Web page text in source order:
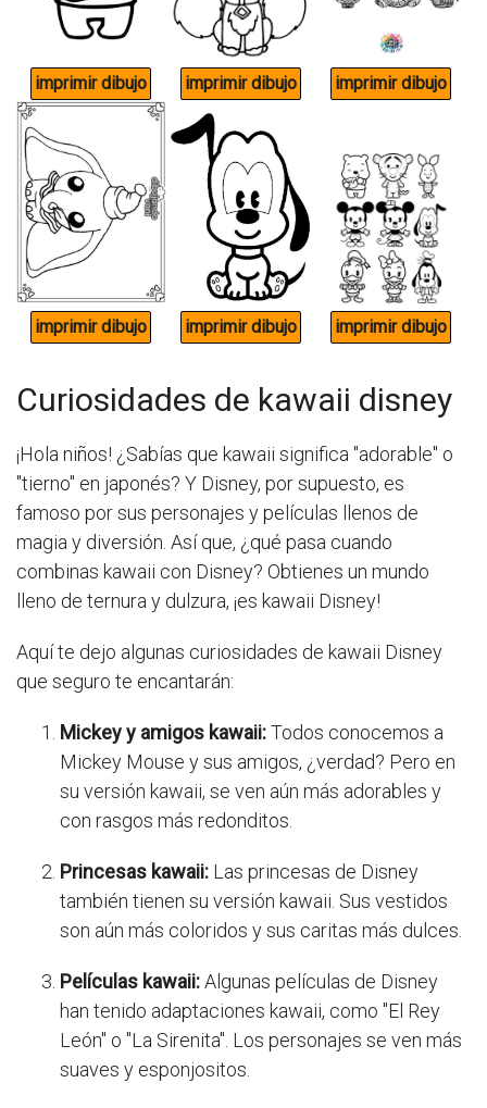
Curiosidades de kawaii disney
¡Hola niños! ¿Sabías que kawaii significa "adorable" o
"tierno" en japonés? Y Disney, por supuesto, es
famoso por sus personajes y películas llenos de
magia y diversión. Así que, ¿qué pasa cuando
combinas kawaii con Disney? Obtienes un mundo
lleno de ternura y dulzura, ¡es kawaii Disney!
Aquí te dejo algunas curiosidades de kawaii Disney
que seguro te encantarán:
Mickey y amigos kawaii:Todos conocemos a
Mickey Mouse y sus amigos, ¿verdad? Pero en
su versión kawaii, se ven aún más adorables y
con rasgos más redonditos.
Princesas kawaii: Las princesas de Disney
también tienen su versión kawaii. Sus vestidos
son aún más coloridos y sus caritas más dulces.
Películas kawaii:Algunas películas de Disney
han tenido adaptaciones kawaii, como "El Rey
León" o "La Sirenita". Los personajes se ven más
suaves y esponjositos.